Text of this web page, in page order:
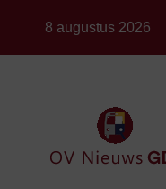
8 augustus 2026